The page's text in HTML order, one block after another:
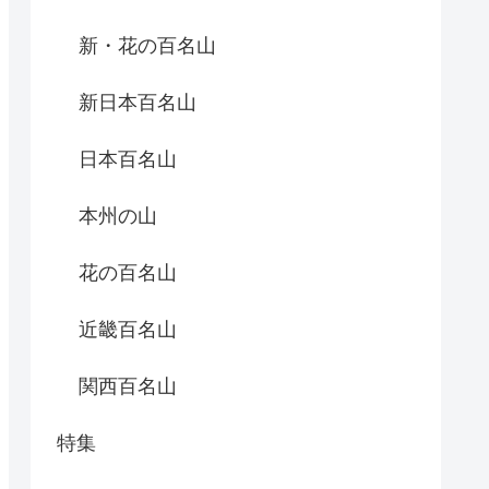
新・花の百名山
新日本百名山
日本百名山
本州の山
花の百名山
近畿百名山
関西百名山
特集